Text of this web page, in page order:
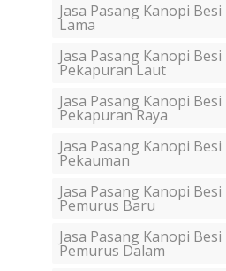
Jasa Pasang Kanopi
Lama
Jasa Pasang Kanopi
Pekapuran Laut
Jasa Pasang Kanopi
Pekapuran Raya
Jasa Pasang Kanopi
Pekauman
Jasa Pasang Kanopi
Pemurus Baru
Jasa Pasang Kanopi
Pemurus Dalam